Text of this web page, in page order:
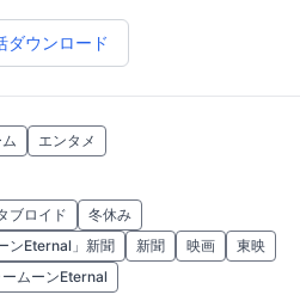
ダウンロード
エンタメ
ブロイド
冬休み
ンEternal」新聞
新聞 映画
東映
ムーンEternal